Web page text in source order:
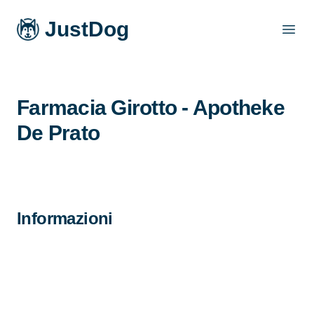
JustDog
Farmacia Girotto - Apotheke
De Prato
Informazioni